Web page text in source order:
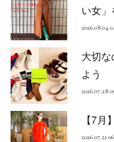
い女
2026.08.04
大切
よう
2026.07.28
【7
2026.07.21